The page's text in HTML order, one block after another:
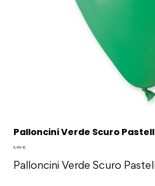
Palloncini Verde Scuro
Prezzo
5,99 €
Palloncini Verde Scuro